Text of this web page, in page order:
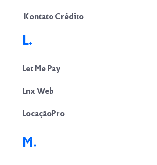
Kontato Crédito
L.
Let Me Pay
Lnx Web
LocaçãoPro
M.